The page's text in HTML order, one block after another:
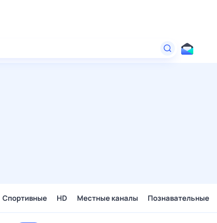
Спортивные HD Местные каналы Познавательные